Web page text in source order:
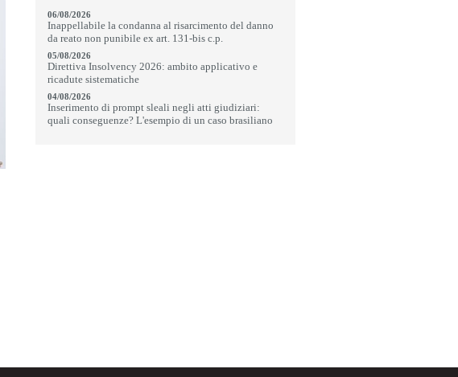
06/08/2026
Inappellabile la condanna al risarcimento del danno
da reato non punibile ex art. 131-bis c.p.
05/08/2026
Direttiva Insolvency 2026: ambito applicativo e
ricadute sistematiche
04/08/2026
Inserimento di prompt sleali negli atti giudiziari:
quali conseguenze? L'esempio di un caso brasiliano